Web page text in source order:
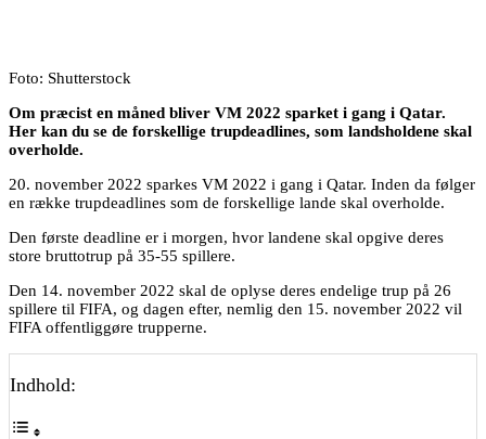
Foto: Shutterstock
Om præcist en måned bliver VM 2022 sparket i gang i Qatar.
Her kan du se de forskellige trupdeadlines, som landsholdene skal
overholde.
20. november 2022 sparkes VM 2022 i gang i Qatar. Inden da følger
en række trupdeadlines som de forskellige lande skal overholde.
Den første deadline er i morgen, hvor landene skal opgive deres
store bruttotrup på 35-55 spillere.
Den 14. november 2022 skal de oplyse deres endelige trup på 26
spillere til FIFA, og dagen efter, nemlig den 15. november 2022 vil
FIFA offentliggøre trupperne.
Indhold: